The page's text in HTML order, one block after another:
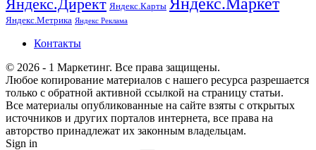
Яндекс.Директ Яндекс.Карты
Яндекс.Метрика Яндекс Реклама
Контакты
© 2026 - 1 Маркетинг. Все права защищены.
Любое копирование материалов с нашего ресурса разрешается
только с обратной активной ссылкой на страницу статьи.
Все материалы опубликованные на сайте взяты с открытых
источников и других порталов интернета, все права на
авторство принадлежат их законным владельцам.
Sign in